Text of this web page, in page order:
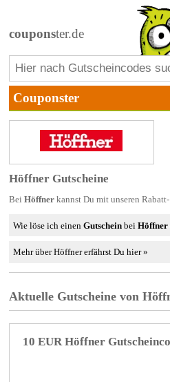
couponster.de
Höffner Gutscheine
Bei Höffnerkannst Du mit unseren
Wie löse ich einenGutschein beiHöffner
Mehr über Höffner erfährst Du hier »
Aktuelle Gutscheine von
10 EUR Höffner